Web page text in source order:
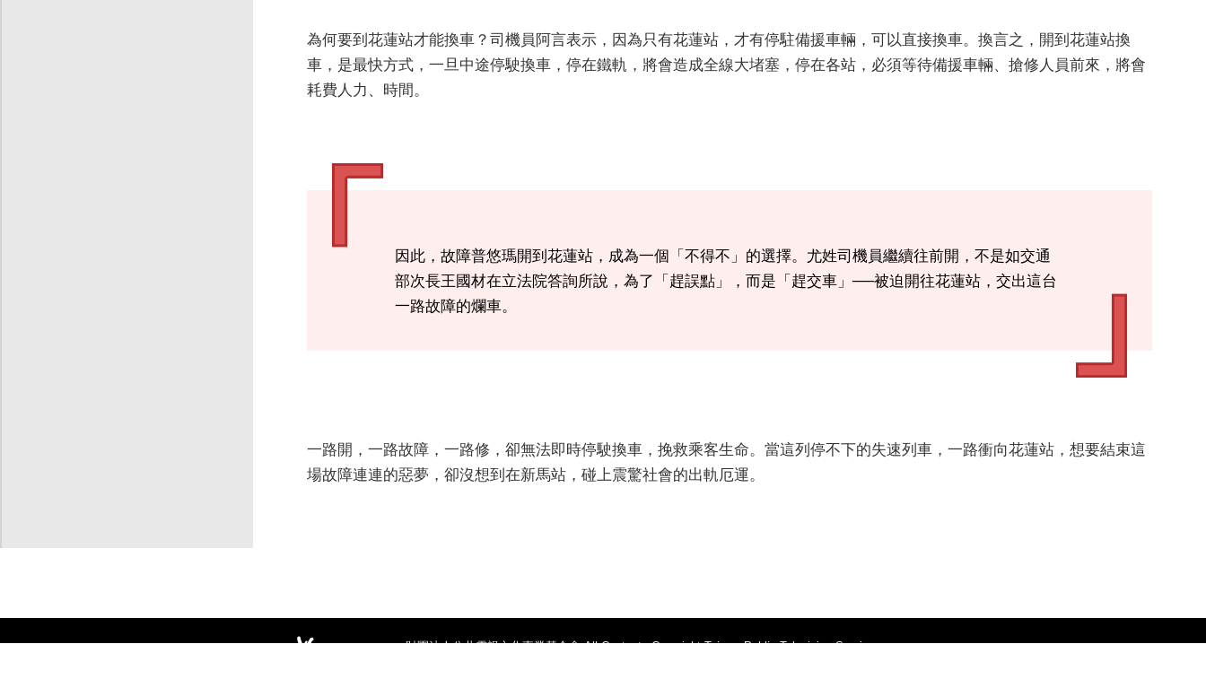
為何要到花蓮站才能換車？司機員阿言表示，因為只有花蓮站，才有停駐備援車輛，可以直接換車。換言之，開到花蓮站換
車，是最快方式，一旦中途停駛換車，停在鐵軌，將會造成全線大堵塞，停在各站，必須等待備援車輛、搶修人員前來，將會
耗費人力、時間。
因此，故障普悠瑪開到花蓮站，成為一個「不得不」的選擇。尤姓司機員繼續往前開，不是如交通
部次長王國材在立法院答詢所說，為了「趕誤點」，而是「趕交車」──被迫開往花蓮站，交出這台
一路故障的爛車。
一路開，一路故障，一路修，卻無法即時停駛換車，挽救乘客生命。當這列停不下的失速列車，一路衝向花蓮站，想要結束這
場故障連連的惡夢，卻沒想到在新馬站，碰上震驚社會的出軌厄運。
財團法人公共電視文化事業基金會 All Contents Copyright,Taiwan Public Television Service.